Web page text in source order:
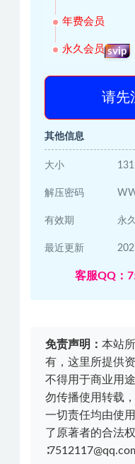
年费会员
永久会员 svip
请先
其他信息
大小
解压密码
有效期 永
最近更新
客服QQ：
免责声明： 本站
有，这里所提供
不得用于商业用
勿传播使用转载
一切责任均由使
了原著者的合法